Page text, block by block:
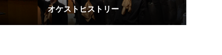
オケストヒストリー